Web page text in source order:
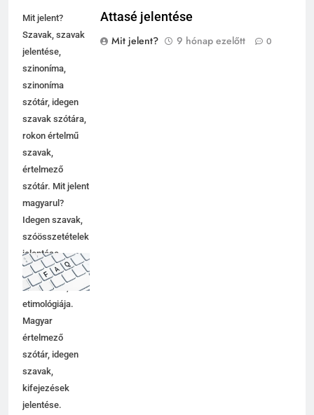
Mit jelent?
Szavak, szavak
jelentése,
szinoníma,
szinoníma
szótár, idegen
szavak szótára,
rokon értelmű
szavak,
értelmező
szótár. Mit jelent
magyarul?
Idegen szavak,
szóösszetételek
jelentése,
magyarázata,
használata,
etimológiája.
Magyar
értelmező
szótár, idegen
szavak,
kifejezések